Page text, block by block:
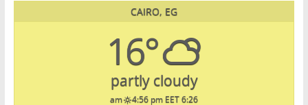
CAIRO, EG
16°
partly cloudy
6:26 am
4:56 pm EET